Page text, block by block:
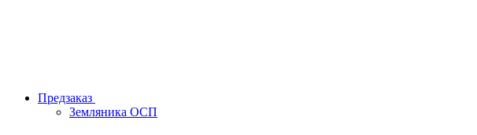
Предзаказ
Земляника ОСП